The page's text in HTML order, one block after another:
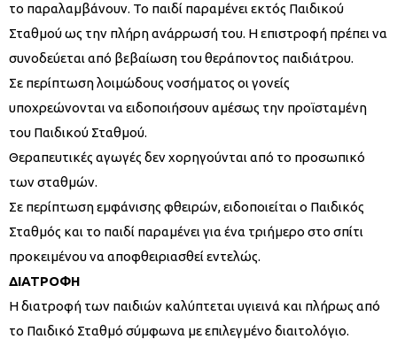
το παραλαμβάνουν. Το παιδί παραμένει εκτός Παιδικού
Σταθμού ως την πλήρη ανάρρωσή του. Η επιστροφή πρέπει να
συνοδεύεται από βεβαίωση του θεράποντος παιδιάτρου.
Σε περίπτωση λοιμώδους νοσήματος οι γονείς
υποχρεώνονται να ειδοποιήσουν αμέσως την προϊσταμένη
του Παιδικού Σταθμού.
Θεραπευτικές αγωγές δεν χορηγούνται από το προσωπικό
των σταθμών.
Σε περίπτωση εμφάνισης φθειρών, ειδοποιείται ο Παιδικός
Σταθμός και το παιδί παραμένει για ένα τριήμερο στο σπίτι
προκειμένου να αποφθειριασθεί εντελώς.
ΔΙΑΤΡΟΦΗ
Η διατροφή των παιδιών καλύπτεται υγιεινά και πλήρως από
το Παιδικό Σταθμό σύμφωνα με επιλεγμένο διαιτολόγιο.